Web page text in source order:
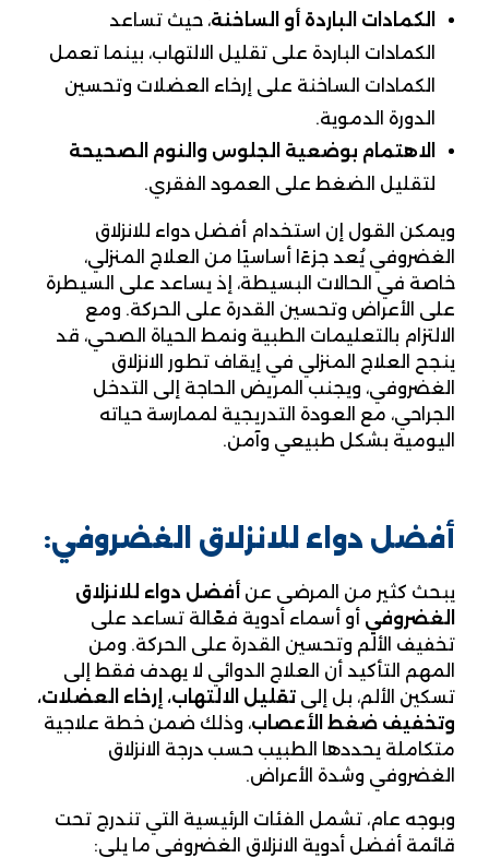
الكمادات الباردة أو الساخنة، حيث تساعد
الكمادات الباردة على تقليل الالتهاب، بينما تعمل
الكمادات الساخنة على إرخاء العضلات وتحسين
الدورة الدموية.
الاهتمام بوضعية الجلوس والنوم الصحيحة
لتقليل الضغط على العمود الفقري.
ويمكن القول إن استخدام أفضل دواء للانزلاق
الغضروفي يُعد جزءًا أساسيًا من العلاج المنزلي،
خاصة في الحالات البسيطة، إذ يساعد على السيطرة
على الأعراض وتحسين القدرة على الحركة. ومع
الالتزام بالتعليمات الطبية ونمط الحياة الصحي، قد
ينجح العلاج المنزلي في إيقاف تطور الانزلاق
الغضروفي، ويجنب المريض الحاجة إلى التدخل
الجراحي، مع العودة التدريجية لممارسة حياته
اليومية بشكل طبيعي وآمن.
أفضل دواء للانزلاق الغضروفي:
يبحث كثير من المرضى عن أفضل دواء للانزلاق
الغضروفي أو أسماء أدوية فعّالة تساعد على
تخفيف الألم وتحسين القدرة على الحركة. ومن
المهم التأكيد أن العلاج الدوائي لا يهدف فقط إلى
تسكين الألم، بل إلىتقليل الالتهاب، إرخاء العضلات،
وتخفيف ضغط الأعصاب، وذلك ضمن خطة علاجية
متكاملة يحددها الطبيب حسب درجة الانزلاق
الغضروفي وشدة الأعراض.
وبوجه عام، تشمل الفئات الرئيسية التي تندرج تحت
قائمة أفضل أدوية الانزلاق الغضروفي ما يلي: